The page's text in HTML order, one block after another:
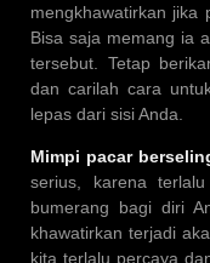
mengkhawatirkan jika
Bisa saja memang ia
tersebut. Tetap
dan carilah cara
lepas dari sisi Anda.
Mimpi pacar
serius, karena
bumerang bagi diri
khawatirkan terjadi
kita terlalu percaya